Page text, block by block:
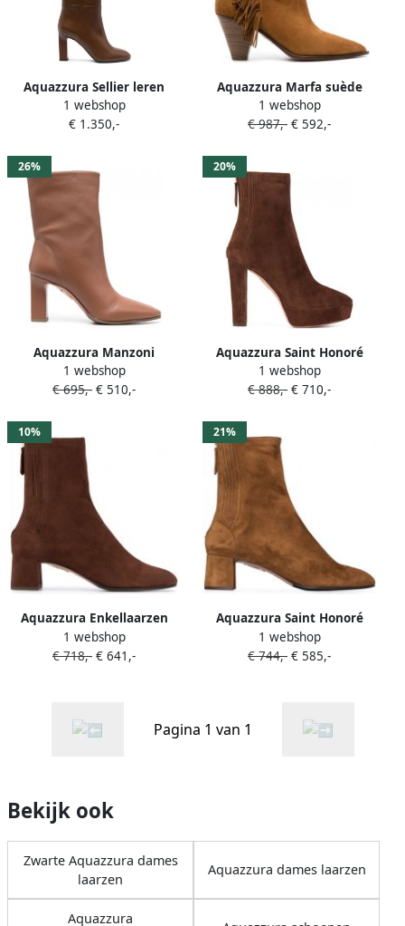
Aquazzura Sellier leren
laarzen Bruin
1 webshop
€ 1.350,-
Aquazzura Marfa suède
enkellaarzen Bruin
1 webshop
€ 987,- € 592,-
26%
Aquazzura Manzoni
enkellaarzen Bruin
1 webshop
€ 695,- € 510,-
20%
Aquazzura Saint Honoré
laarzen Bruin
1 webshop
€ 888,- € 710,-
10%
Aquazzura Enkellaarzen
met puntige neus Bruin
1 webshop
€ 718,- € 641,-
21%
Aquazzura Saint Honoré
suede enkellaarzen Bruin
1 webshop
€ 744,- € 585,-
Pagina 1 van 1
Bekijk ook
Zwarte Aquazzura dames
laarzen
Aquazzura dames laarzen
Aquazzura